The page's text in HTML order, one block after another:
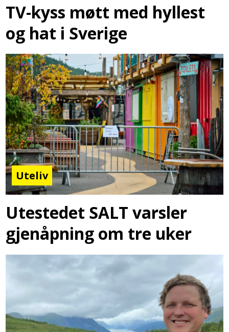
TV-kyss møtt med hyllest
og hat i Sverige
Uteliv
Utestedet SALT varsler
gjenåpning om tre uker